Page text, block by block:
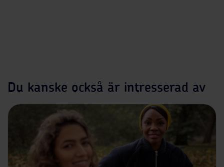
Du kanske också är intresserad av